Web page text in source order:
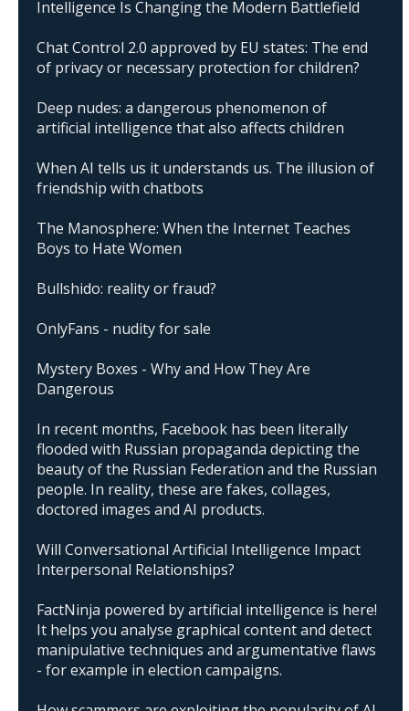
Intelligence Is Changing the Modern Battlefield
Chat Control 2.0 approved by EU states: The end
of privacy or necessary protection for children?
Deep nudes: a dangerous phenomenon of
artificial intelligence that also affects children
When AI tells us it understands us. The illusion of
friendship with chatbots
The Manosphere: When the Internet Teaches
Boys to Hate Women
Bullshido: reality or fraud?
OnlyFans - nudity for sale
Mystery Boxes - Why and How They Are
Dangerous
In recent months, Facebook has been literally
flooded with Russian propaganda depicting the
beauty of the Russian Federation and the Russian
people. In reality, these are fakes, collages,
doctored images and AI products.
Will Conversational Artificial Intelligence Impact
Interpersonal Relationships?
FactNinja powered by artificial intelligence is here!
It helps you analyse graphical content and detect
manipulative techniques and argumentative flaws
- for example in election campaigns.